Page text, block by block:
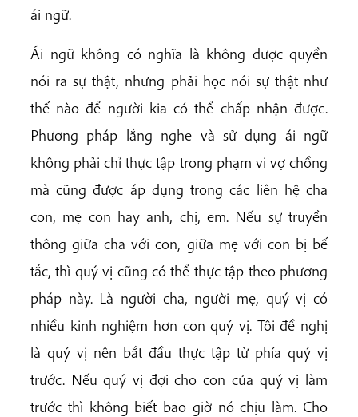
ái ngữ.
Ái ngữ không có nghĩa là không được quyền
nói ra sự thật, nhưng phải học nói sự thật như
thế nào để người kia có thể chấp nhận được.
Phương pháp lắng nghe và sử dụng ái ngữ
không phải chỉ thực tập trong phạm vi vợ chồng
mà cũng được áp dụng trong các liên hệ cha
con, mẹ con hay anh, chị, em. Nếu sự truyền
thông giữa cha với con, giữa mẹ với con bị bế
tắc, thì quý vị cũng có thể thực tập theo phương
pháp này. Là người cha, người mẹ, quý vị có
nhiều kinh nghiệm hơn con quý vị. Tôi đề nghị
là quý vị nên bắt đầu thực tập từ phía quý vị
trước. Nếu quý vị đợi cho con của quý vị làm
trước thì không biết bao giờ nó chịu làm. Cho